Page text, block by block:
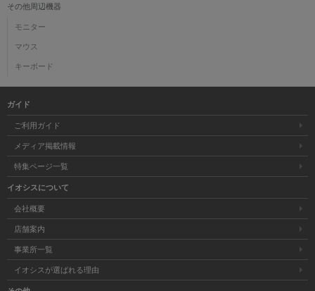
その他周辺機器
モニター
マウス
キーボード
ガイド
ご利用ガイド
メディア掲載情報
特集ページ一覧
イオシスについて
会社概要
店舗案内
事業所一覧
イオシスが選ばれる理由